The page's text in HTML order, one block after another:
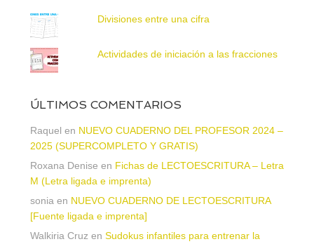
Divisiones entre una cifra
Actividades de iniciación a las fracciones
ÚLTIMOS COMENTARIOS
Raquel en NUEVO CUADERNO DEL PROFESOR 2024 –
2025 (SUPERCOMPLETO Y GRATIS)
Roxana Denise en Fichas de LECTOESCRITURA – Letra
M (Letra ligada e imprenta)
sonia en NUEVO CUADERNO DE LECTOESCRITURA
[Fuente ligada e imprenta]
Walkiria Cruz en Sudokus infantiles para entrenar la